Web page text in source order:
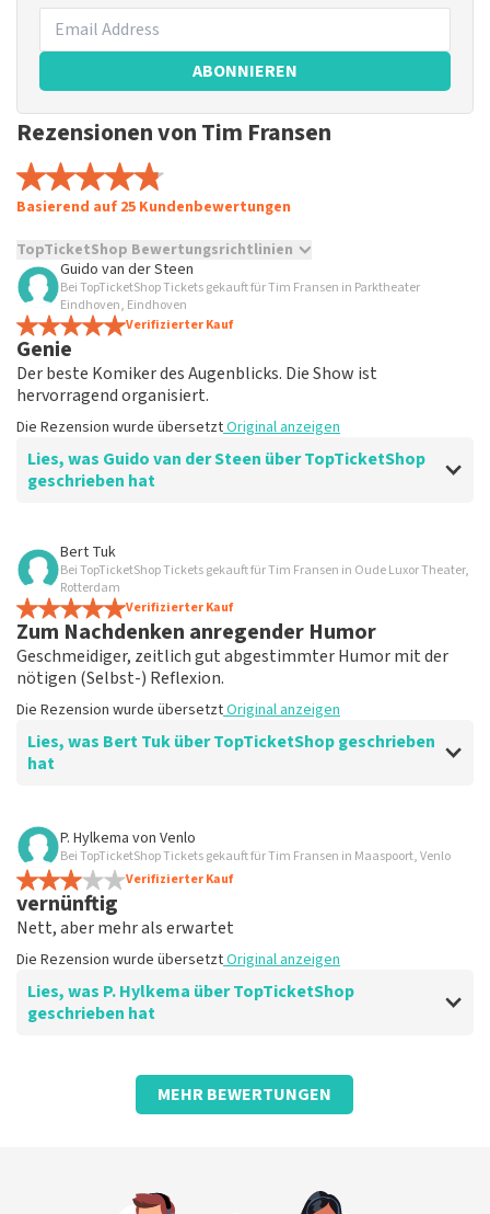
ABONNIEREN
Rezensionen von Tim Fransen
Basierend auf 25 Kundenbewertungen
TopTicketShop Bewertungsrichtlinien
TopTicketShop sammelt Bewertungen von echten Kunden.
Es ist nicht möglich, eine Bewertung abzugeben, wenn du
keine Tickets bei TopTicketShop gekauft hast. Beiträge mit
beleidigender Sprache und/oder falschen Angaben werden
nicht veröffentlicht. Es kann einige Wochen dauern, bis eine
Bewertung veröffentlicht wird.
Guido van der Steen
Bei TopTicketShop Tickets gekauft für Tim Fransen in Parktheater
Eindhoven, Eindhoven
Verifizierter Kauf
Genie
Der beste Komiker des Augenblicks. Die Show ist
hervorragend organisiert.
Die Rezension wurde übersetztOriginal anzeigen
Lies, was Guido van der Steen über TopTicketShop
geschrieben hat
Bewertung von Guido van der Steen über
leicht
Die Rezension wurde übersetzt
Bert Tuk
Bei TopTicketShop Tickets gekauft für Tim Fransen in Oude Luxor Theater,
Rotterdam
Verifizierter Kauf
Zum Nachdenken anregender Humor
Geschmeidiger, zeitlich gut abgestimmter Humor mit der
nötigen (Selbst-) Reflexion.
Die Rezension wurde übersetztOriginal anzeigen
Lies, was Bert Tuk über TopTicketShop geschrieben
hat
Bewertung von Bert Tuk über
gut
Die Rezension wurde übersetzt
P. Hylkema von Venlo
Bei TopTicketShop Tickets gekauft für Tim Fransen in Maaspoort, Venlo
Verifizierter Kauf
vernünftig
Nett, aber mehr als erwartet
Die Rezension wurde übersetztOriginal anzeigen
Lies, was P. Hylkema über TopTicketShop
geschrieben hat
Bewertung von P. Hylkema überTopTicketShop
Die Rezension wurde übersetzt Original anzeigen
MEHR BEWERTUNGEN